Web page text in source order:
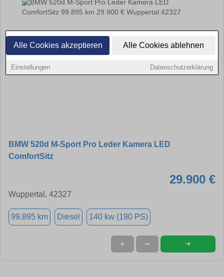
Alle Cookies akzeptieren Alle Cookies ablehnen
Einstellungen Datenschutzerklärung
BMW 520d M-Sport Pro Leder Kamera LED
ComfortSitz
29.900 €
Wuppertal, 42327
99.895 km Diesel 140 kw (190 PS)
★ ➦ ➜